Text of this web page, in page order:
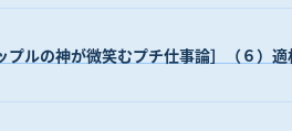
プルの神が微笑むプチ仕事論］（６）